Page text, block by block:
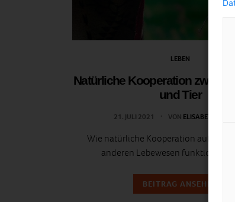
LEBEN
Natürliche Kooperation
und Tier
21. JULI 2021 VON ELISABETH
Wie natürliche Kooperation auf
anderen Lebewesen funktionieren
BEITRAG ANSEHEN